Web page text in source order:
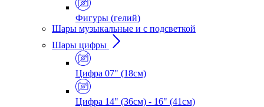
Фигуры (гелий)
Шары музыкальные и с подсветкой
Шары цифры
Цифра 07" (18см)
Цифра 14" (36см) - 16" (41см)